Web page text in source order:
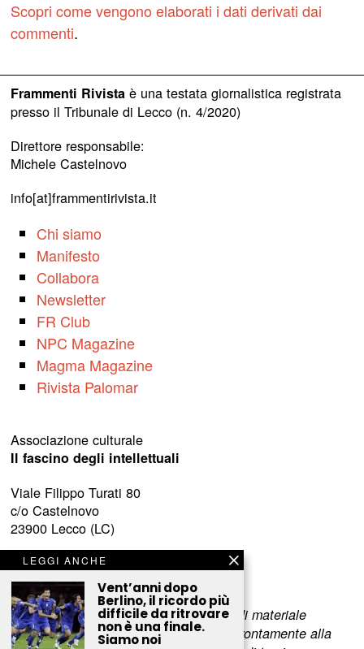
Scopri come vengono elaborati i dati derivati dai
commenti.
Frammenti Rivistaè una testata giornalistica registrata
presso il Tribunale di Lecco (n. 4/2020)
Direttore responsabile:
Michele Castelnovo
info[at]frammentirivista.it
Chi siamo
Manifesto
Collabora
Newsletter
FR Club
NPC Magazine
Magma Magazine
Rivista Palomar
Associazione culturale
Il fascino degli intellettuali
Viale Filippo Turati 80
c/o Castelnovo
23900 Lecco (LC)
www.fascinointellettuali.it
info[at]fascinointellettuali.it
Per segnalare eventuali errori nell’uso di materiale
riservato,scriveteci e provvederemo prontamente alla
LEGGI ANCHE
Vent’anni dopo
Berlino, il ricordo più
difficile da ritrovare
non è una finale.
Siamo noi